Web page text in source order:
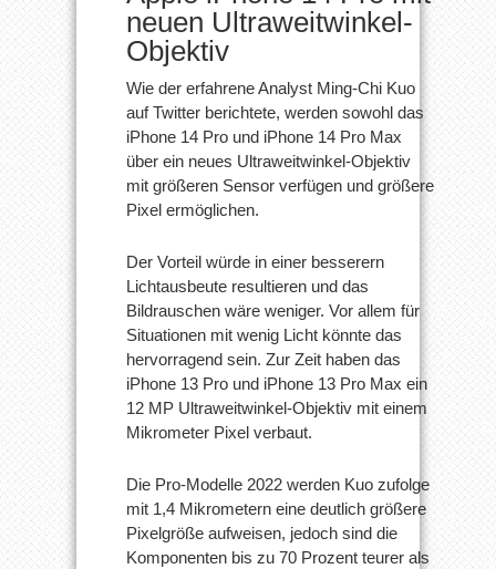
neuen Ultraweitwinkel-
Objektiv
Wie der erfahrene Analyst Ming-Chi Kuo
auf Twitter berichtete, werden sowohl das
iPhone 14 Pro und iPhone 14 Pro Max
über ein neues Ultraweitwinkel-Objektiv
mit größeren Sensor verfügen und größere
Pixel ermöglichen.
Der Vorteil würde in einer besserern
Lichtausbeute resultieren und das
Bildrauschen wäre weniger. Vor allem für
Situationen mit wenig Licht könnte das
hervorragend sein. Zur Zeit haben das
iPhone 13 Pro und iPhone 13 Pro Max ein
12 MP Ultraweitwinkel-Objektiv mit einem
Mikrometer Pixel verbaut.
Die Pro-Modelle 2022 werden Kuo zufolge
mit 1,4 Mikrometern eine deutlich größere
Pixelgröße aufweisen, jedoch sind die
Komponenten bis zu 70 Prozent teurer als